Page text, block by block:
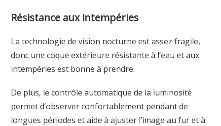
Résistance aux intempéries
La technologie de vision nocturne est assez fragile,
donc une coque extérieure résistante à l’eau et aux
intempéries est bonne à prendre.
De plus, le contrôle automatique de la luminosité
permet d’observer confortablement pendant de
longues périodes et aide à ajuster l’image au fur et à